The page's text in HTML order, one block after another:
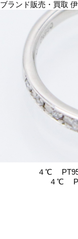
ブランド販売・買取
４℃
４℃